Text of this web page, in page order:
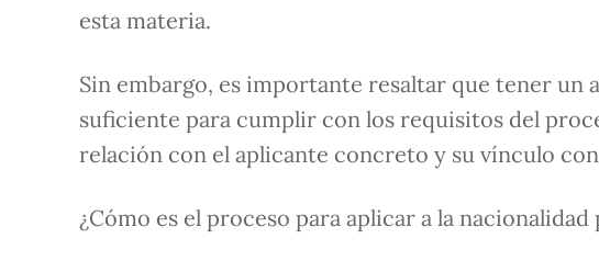
esta materia.
Sin embargo, es importante resaltar que tener un
suficiente para cumplir con los requisitos del
relación con el aplicante concreto y su vínculo
¿Cómo es el proceso para aplicar a la nacionalidad